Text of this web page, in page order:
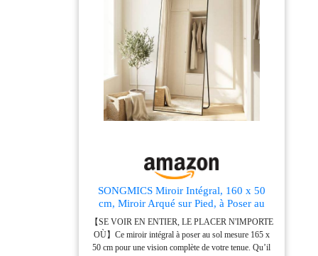
résistant à l'usure et il est encadré par un contour en
MDF pour plus de stabilité SPÉCIFICATIONS DU
MIROIR : 40l x 60H cm, épaisseur du verre 2 mm
SONGMICS Miroir Intégral, 160 x 50
cm, Miroir Arqué sur Pied, à Poser au
Sol, Cadre en Alliage d’Aluminium,
Verre Trempé, pour Chambre, Salon,
Dressing, Noir d'encre LFM031B01
【SE VOIR EN ENTIER, LE PLACER N'IMPORTE
OÙ】Ce miroir intégral à poser au sol mesure 165 x
50 cm pour une vision complète de votre tenue. Qu’il